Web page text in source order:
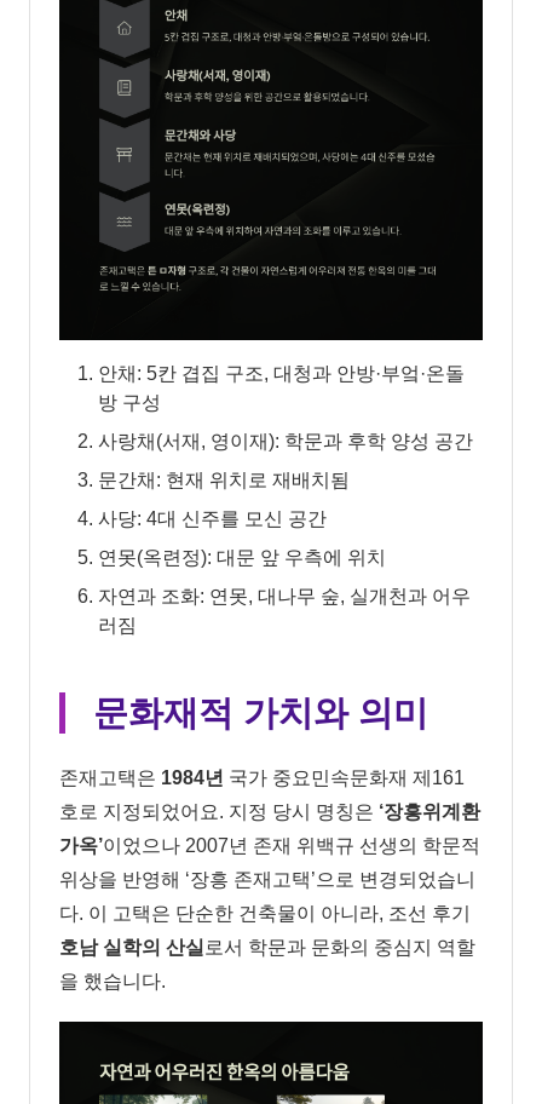
안채: 5칸 겹집 구조, 대청과 안방·부엌·온돌
방 구성
사랑채(서재, 영이재): 학문과 후학 양성 공간
문간채: 현재 위치로 재배치됨
사당: 4대 신주를 모신 공간
연못(옥련정): 대문 앞 우측에 위치
자연과 조화: 연못, 대나무 숲, 실개천과 어우
러짐
문화재적 가치와 의미
존재고택은 1984년 국가 중요민속문화재 제161
호로 지정되었어요. 지정 당시 명칭은 ‘장흥위계환
가옥’이었으나 2007년 존재 위백규 선생의 학문적
위상을 반영해 ‘장흥 존재고택’으로 변경되었습니
다. 이 고택은 단순한 건축물이 아니라, 조선 후기
호남 실학의 산실 로서 학문과 문화의 중심지 역할
을 했습니다.